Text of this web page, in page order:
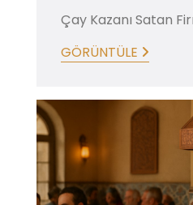
Çay Kazanı Satan
GÖRÜNTÜLE